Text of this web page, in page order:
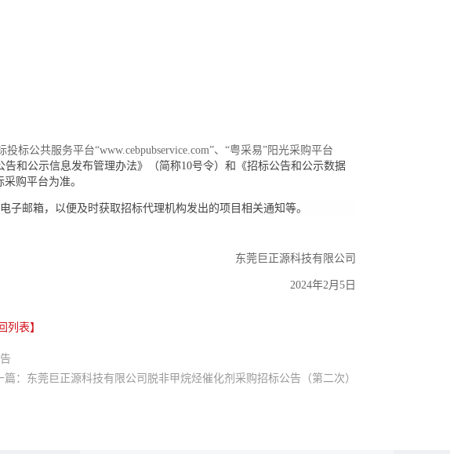
标公共服务平台“www.cebpubservice.com”、 “粤采易”阳光采购平台
和公示信息发布管理办法》（简称10号令）和《招标公告和公示数据
购平台为准。
邮箱，以便及时获取招标代理机构发出的项目相关通知等。
东莞巨正源科技有限公司
2024年2月 5 日
列表】
篇：东莞巨正源科技有限公司脱非甲烷烃催化剂采购招标公告（第二次）